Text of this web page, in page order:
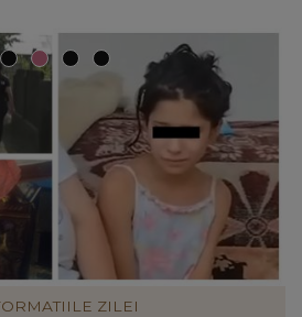
VEDETE